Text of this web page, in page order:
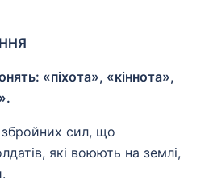
«піхота», «кіннота»,
сил, що
які воюють на землі,